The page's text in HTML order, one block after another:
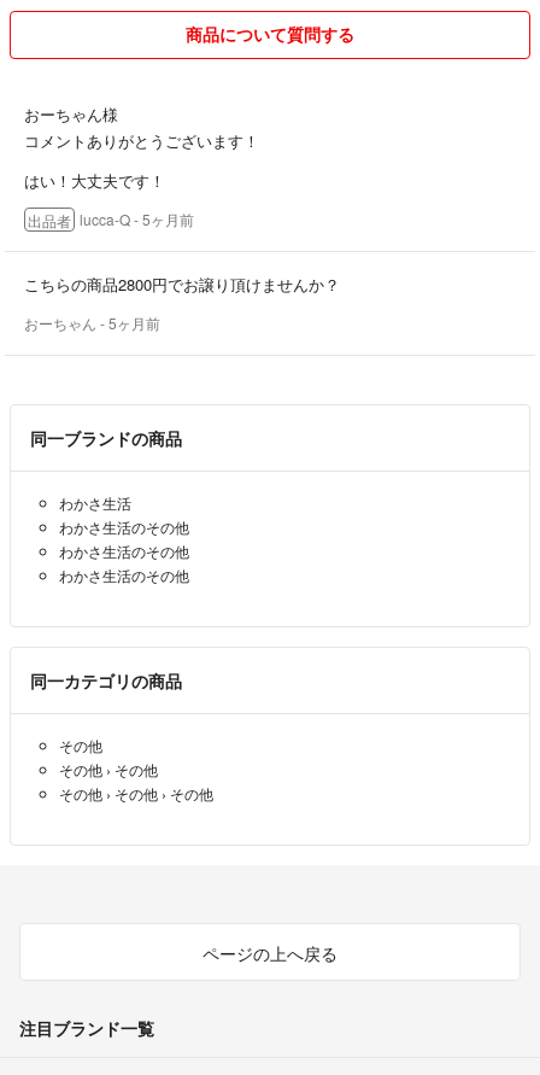
商品について質問する
おーちゃん様
コメントありがとうございます！
はい！大丈夫です！
出品者 lucca-Q- 5ヶ月前
こちらの商品2800円でお譲り頂けませんか？
おーちゃん - 5ヶ月前
同一ブランドの商品
わかさ生活
わかさ生活のその他
わかさ生活のその他
わかさ生活のその他
同一カテゴリの商品
その他
その他 › その他
その他 › その他 › その他
ページの上へ戻る
注目ブランド一覧